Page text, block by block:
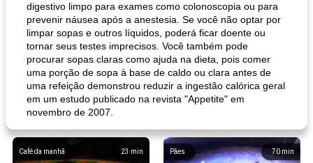
digestivo limpo para exames como colonoscopia ou para
prevenir náusea após a anestesia. Se você não optar por
limpar sopas e outros líquidos, poderá ficar doente ou
tornar seus testes imprecisos. Você também pode
procurar sopas claras como ajuda na dieta, pois comer
uma porção de sopa à base de caldo ou clara antes de
uma refeição demonstrou reduzir a ingestão calórica geral
em um estudo publicado na revista "Appetite" em
novembro de 2007.
23 min
Café da manhã 70 min
Pães